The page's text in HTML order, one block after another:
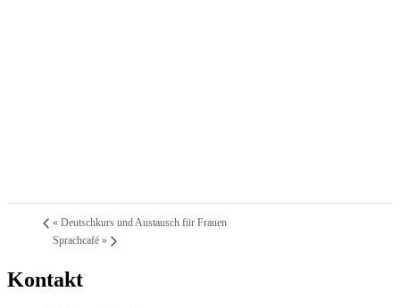
« Deutschkurs und Austausch für Frauen
Sprachcafé »
Kontakt